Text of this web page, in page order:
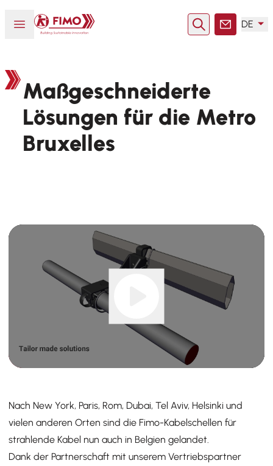
Menü öffnen oder schließen
Zurück zur Startseite
SucheKontakt
DE
Maßgeschneiderte
Lösungen für die Metro
Bruxelles
Nach New York, Paris, Rom, Dubai, Tel Aviv, Helsinki und
vielen anderen Orten sind die Fimo-Kabelschellen für
strahlende Kabel nun auch in Belgien gelandet.
Dank der Partnerschaft mit unserem Vertriebspartner